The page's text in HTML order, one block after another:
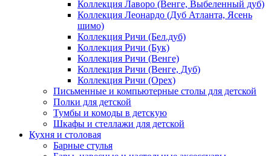
Коллекция Лаворо (Венге, Выбеленный дуб)
Коллекция Леонардо (Дуб Атланта, Ясень
шимо)
Коллекция Ричи (Бел.дуб)
Коллекция Ричи (Бук)
Коллекция Ричи (Венге)
Коллекция Ричи (Венге, Дуб)
Коллекция Ричи (Орех)
Письменные и компьютерные столы для детской
Полки для детской
Тумбы и комоды в детскую
Шкафы и стеллажи для детской
Кухня и столовая
Барные стулья